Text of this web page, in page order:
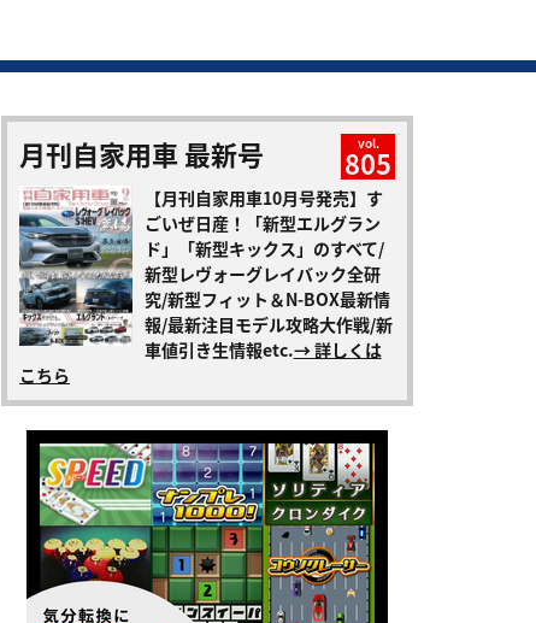
月刊自家用車 最新号 vol.
805
【月刊自家用車10月号発売】す
ごいぜ日産！「新型エルグラン
ド」「新型キックス」のすべて/
新型レヴォーグレイバック全研
究/新型フィット＆N-BOX最新情
報/最新注目モデル攻略大作戦/新
車値引き生情報etc.→ 詳しくは
こちら